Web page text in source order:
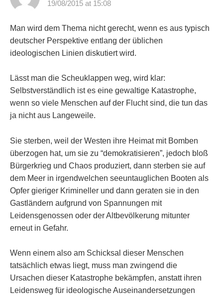
19/08/2015 at 15:08
Man wird dem Thema nicht gerecht, wenn es aus typisch
deutscher Perspektive entlang der üblichen
ideologischen Linien diskutiert wird.
Lässt man die Scheuklappen weg, wird klar:
Selbstverständlich ist es eine gewaltige Katastrophe,
wenn so viele Menschen auf der Flucht sind, die tun das
ja nicht aus Langeweile.
Sie sterben, weil der Westen ihre Heimat mit Bomben
überzogen hat, um sie zu “demokratisieren”, jedoch bloß
Bürgerkrieg und Chaos produziert, dann sterben sie auf
dem Meer in irgendwelchen seeuntauglichen Booten als
Opfer gieriger Krimineller und dann geraten sie in den
Gastländern aufgrund von Spannungen mit
Leidensgenossen oder der Altbevölkerung mitunter
erneut in Gefahr.
Wenn einem also am Schicksal dieser Menschen
tatsächlich etwas liegt, muss man zwingend die
Ursachen dieser Katastrophe bekämpfen, anstatt ihren
Leidensweg für ideologische Auseinandersetzungen